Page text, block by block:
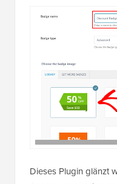
Dieses Plugin glänzt